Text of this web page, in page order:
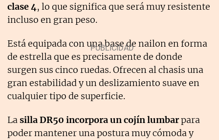
clase 4, lo que significa que será muy resistente
incluso en gran peso.
Está equipada con una base de nailon en forma
de estrella que es precisamente de donde
surgen sus cinco ruedas. Ofrecen al chasis una
gran estabilidad y un deslizamiento suave en
cualquier tipo de superficie.
Lasilla DR50 incorpora un cojín lumbarpara
poder mantener una postura muy cómoda y